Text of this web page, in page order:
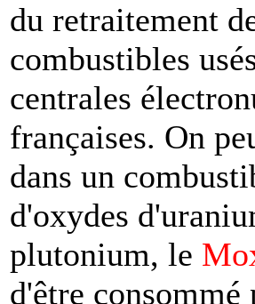
du retraitement
combustibles
centrales
françaises. On
dans un
d'oxydes
plutonium, le
d'être consommé